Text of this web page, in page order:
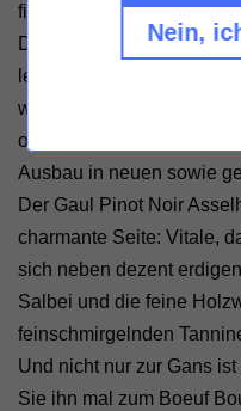
finessenreicher
Die Trauben stammen
lehmhaltigen Kalkböden
während der Lese
offene Maischegärung
Ausbau in neuen sowie
Der Gaul Pinot Noir
charmante Seite: Vitale,
sich neben dezent
Salbei und die feine
feinschmirgelnden
Und nicht nur zur Gans
Sie ihn mal zum Boeuf
Nein,